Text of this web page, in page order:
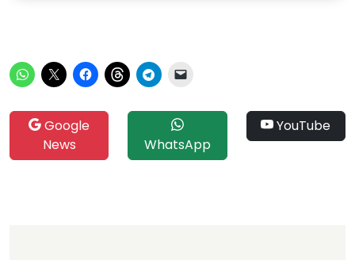
Google
News
WhatsApp
YouTube